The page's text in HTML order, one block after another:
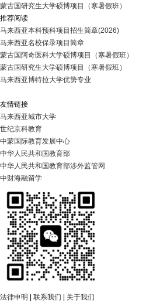
蒙古国研究生大学硕博项目（寒暑假班）
推荐阅读
马来西亚本科预科项目招生简章(2026)
马来西亚名校保录项目简章
蒙古国阿奇医科大学硕博项目（寒暑假班）
蒙古国研究生大学硕博项目（寒暑假班）
马来西亚博特拉大学优势专业
友情链接
马来西亚城市大学
世纪京科教育
中蒙国际教育发展中心
中华人民共和国教育部
中华人民共和国教育部涉外监管网
中财海融留学
法律申明 联系我们 关于我们